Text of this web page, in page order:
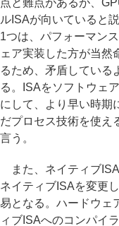
点と難点があるが、
ルISAが向いていると
1つは、パフォーマン
ェア実装した方が当然
るため、矛盾している
る。ISAをソフトウェ
にして、より早い時期
だプロセス技術を使え
言う。
また、ネイティブISA
ネイティブISAを変更
易となる。ハードウェ
ィブISAへのコンパイ